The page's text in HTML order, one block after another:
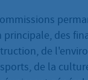
des
de
de la